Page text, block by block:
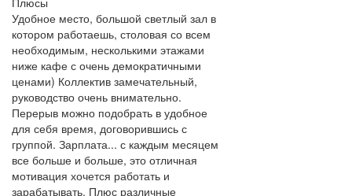
Удобное место, большой светлый зал в
котором работаешь, столовая со всем
необходимым, несколькими этажами
ниже кафе с очень демократичными
ценами) Коллектив замечательный,
руководство очень внимательно.
Перерыв можно подобрать в удобное
для себя время, договорившись с
группой. Зарплата... с каждым месяцем
все больше и больше, это отличная
мотивация хочется работать и
зарабатывать. Плюс различные